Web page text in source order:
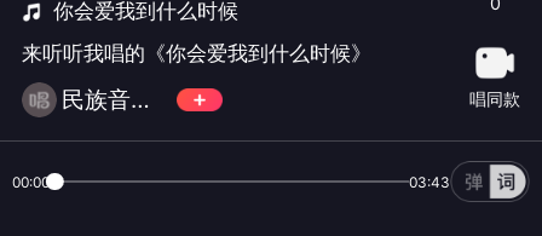
你会爱我到什么时候
来听听我唱的《你会爱我到什么时候》
民族音乐EeNig4 唱同款
00:00 03:43